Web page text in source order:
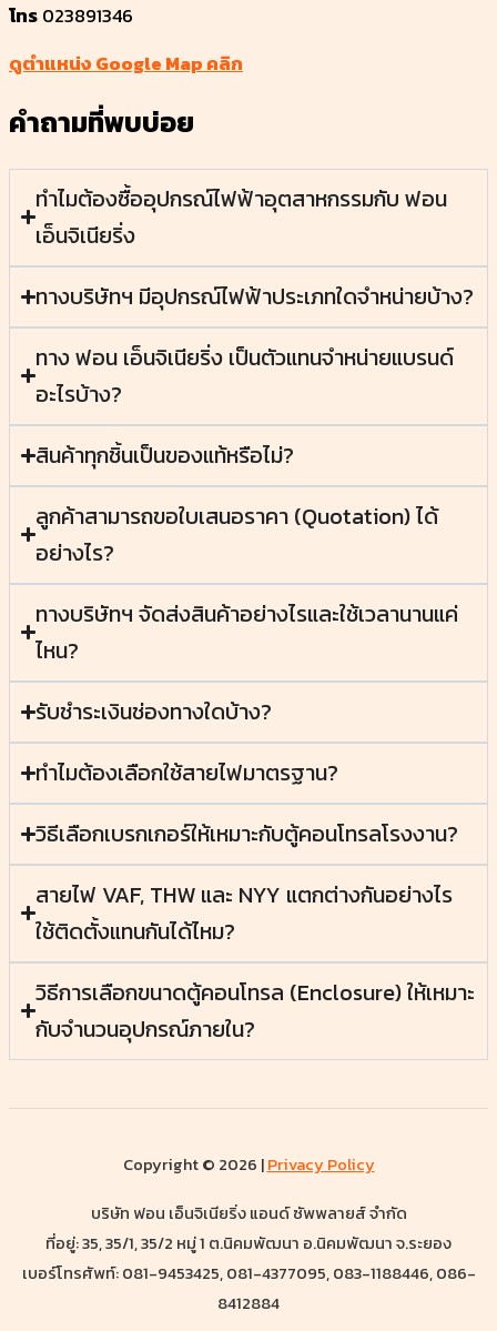
โทร 023891346
ดูตำแหน่ง Google Map คลิก
คำถามที่พบบ่อย
ทำไมต้องซื้ออุปกรณ์ไฟฟ้าอุตสาหกรรมกับ ฟอน
เอ็นจิเนียริ่ง
ทางบริษัทฯ มีอุปกรณ์ไฟฟ้าประเภทใดจำหน่ายบ้าง?
ทาง ฟอน เอ็นจิเนียริ่ง เป็นตัวแทนจำหน่ายแบรนด์
อะไรบ้าง?
สินค้าทุกชิ้นเป็นของแท้หรือไม่?
ลูกค้าสามารถขอใบเสนอราคา (Quotation) ได้
อย่างไร?
ทางบริษัทฯ จัดส่งสินค้าอย่างไรและใช้เวลานานแค่
ไหน?
รับชำระเงินช่องทางใดบ้าง?
ทำไมต้องเลือกใช้สายไฟมาตรฐาน?
วิธีเลือกเบรกเกอร์ให้เหมาะกับตู้คอนโทรลโรงงาน?
สายไฟ VAF, THW และ NYY แตกต่างกันอย่างไร
ใช้ติดตั้งแทนกันได้ไหม?
วิธีการเลือกขนาดตู้คอนโทรล (Enclosure) ให้เหมาะ
กับจำนวนอุปกรณ์ภายใน?
Copyright © 2026 |Privacy Policy
บริษัท ฟอน เอ็นจิเนียริ่ง แอนด์ ซัพพลายส์ จำกัด
ที่อยู่: 35, 35/1, 35/2 หมู่ 1 ต.นิคมพัฒนา อ.นิคมพัฒนา จ.ระยอง
เบอร์โทรศัพท์: 081-9453425, 081-4377095, 083-1188446, 086-
8412884